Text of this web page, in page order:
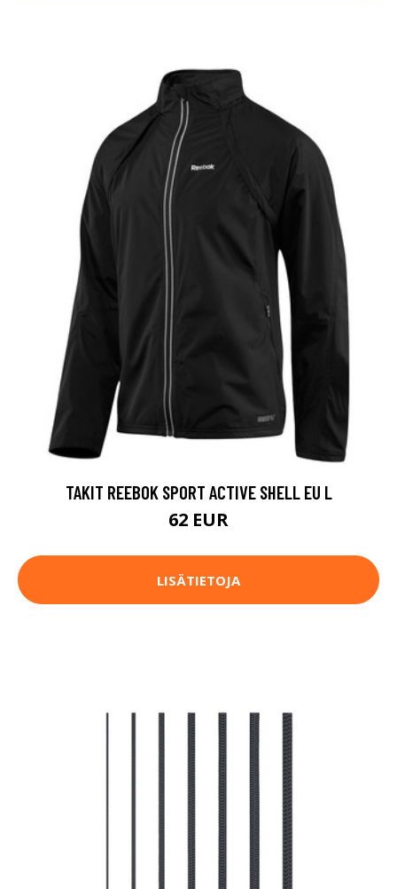
TAKIT REEBOK SPORT ACTIVE SHELL EU L
62 EUR
LISÄTIETOJA